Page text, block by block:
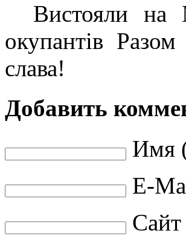
Вистояли на
окупантів
слава!
Добавить
Имя
E-
Сайт